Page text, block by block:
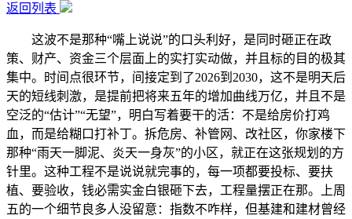
返回列表
这波不是那种“嘴上说说”的口头利好，是同时砸正在政
策、财产、资金三个层面上的实打实动做，并且标的目的极其
集中。时间点很环节，间接定到了2026到2030，这不是明天后
天的短线刺激，是提前把将来五年的增加曲线万亿，并且不是
空泛的“估计”“无望”，明白写着要干的活：不是给房价打鸡
血，而是给糊口打补丁。拆危房、补管网、改社区，你家楼下
那种“雨天一脚泥、炎天一身灰”的小区，就正在这张规划的方
针里。这种工程不是说说就完事的，每一项都要投标、要扶
植、要验收，钱必需实金白银砸下去，工程量摆正在那。上周
五的一个细节良多人没留意：指数不咋样，但基建和建材曾经